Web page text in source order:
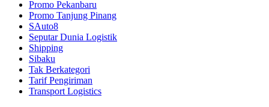
Promo Pekanbaru
Promo Tanjung Pinang
SAuto8
Seputar Dunia Logistik
Shipping
Sibaku
Tak Berkategori
Tarif Pengiriman
Transport Logistics